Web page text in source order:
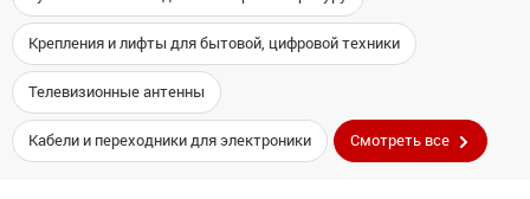
Крепления и лифты для бытовой, цифровой техники
Телевизионные антенны
Кабели и переходники для электроники Смотреть все